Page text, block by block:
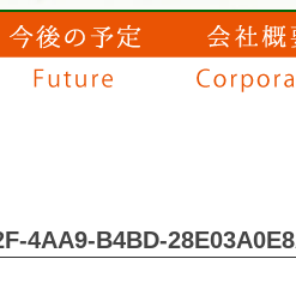
4AA9-B4BD-